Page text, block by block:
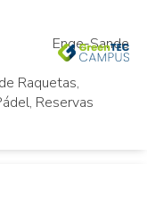
Enge-Sande
Raquetas,
Reservas